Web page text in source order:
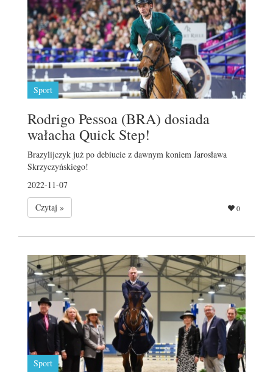
Sport
Rodrigo Pessoa (BRA) dosiada
wałacha Quick Step!
Brazylijczyk już po debiucie z dawnym koniem Jarosława
Skrzyczyńskiego!
2022-11-07
Czytaj »
0
Sport